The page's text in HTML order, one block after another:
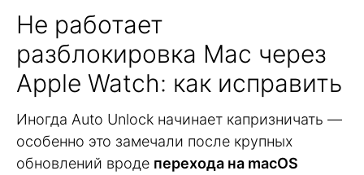
Не работает
разблокировка Mac через
Apple Watch: как исправить
Иногда Auto Unlock начинает капризничать —
особенно это замечали после крупных
обновлений вроде перехода на macOS